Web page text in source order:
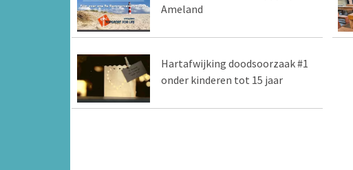
Ameland
Hartafwijking doodsoorzaak #1
onder kinderen tot 15 jaar